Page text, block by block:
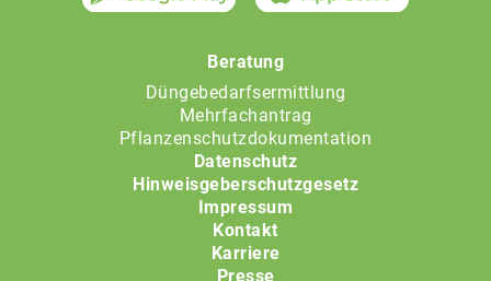
Beratung
Düngebedarfsermittlung
Mehrfachantrag
Pflanzenschutzdokumentation
Datenschutz
Hinweisgeberschutzgesetz
Impressum
Kontakt
Karriere
Presse